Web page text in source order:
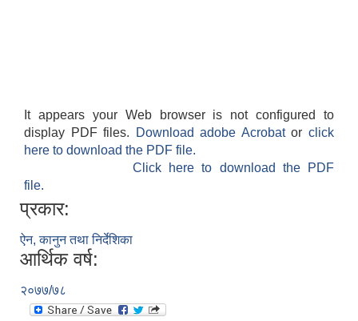
It appears your Web browser is not configured to
display PDF files.
Download adobe Acrobatorclick
here to download the PDF file.
Click here to download the PDF
file.
प्रकार:
ऐन, कानुन तथा निर्देशिका
आर्थिक वर्ष:
२०७७/७८